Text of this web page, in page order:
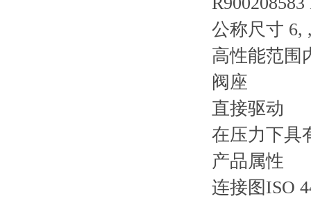
公称尺寸 6,
高性能范围
阀座
直接驱动
在压力下具
产品属性
连接图 ISO